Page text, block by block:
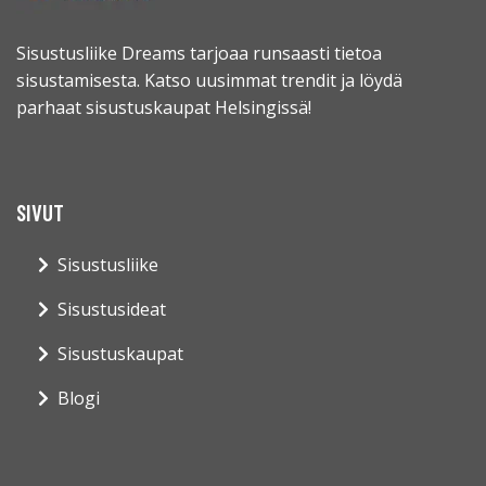
Sisustusliike Dreams tarjoaa runsaasti tietoa
sisustamisesta. Katso uusimmat trendit ja löydä
parhaat sisustuskaupat Helsingissä!
SIVUT
Sisustusliike
Sisustusideat
Sisustuskaupat
Blogi